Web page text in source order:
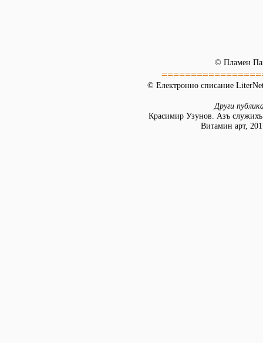
© Пламен
© Електронно списание
Други
Красимир Узунов. Азъ
Витамин арт,